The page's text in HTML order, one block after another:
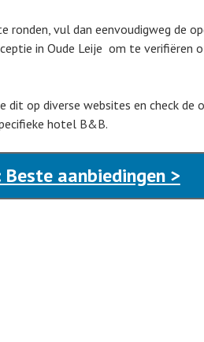
vul dan eenvoudigweg de
in Oude Leije om te verifiëren
op diverse websites en check de
hotel B&B.
Beste aanbiedingen >